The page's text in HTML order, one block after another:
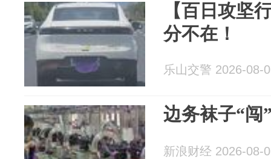
【百日攻坚
分不在！
乐山交警 2026-08-
边务袜子“闯
新浪财经 2026-08-